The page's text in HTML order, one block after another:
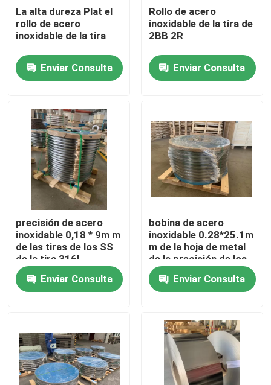
Productos
Vídeos
Sobre nosotros
Viaje de la fábrica
Control de calidad
Éntrenos en contacto con
Pida una cita
tiras de acero inoxidables 316l
tiras de acero inoxidables 304L
La alta dureza Plat el
rollo de acero
inoxidable de la tira
Enviar Consulta
Rollo de acero
inoxidable de la tira de
2BB 2R
Enviar Consulta
precisión de acero
inoxidable 0,18 * 9m m
de las tiras de los SS
de la tira 316L
Enviar Consulta
bobina de acero
inoxidable 0.28*25.1m
m de la hoja de metal
de la precisión de los
SS de la bobina de los
vagos 316LEnviar Consulta